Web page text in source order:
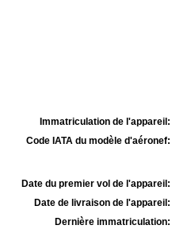
Immatriculation de l'appareil:
Code IATA du modèle d'aéronef:
Date du premier vol de l'appareil:
Date de livraison de l'appareil:
Dernière immatriculation: